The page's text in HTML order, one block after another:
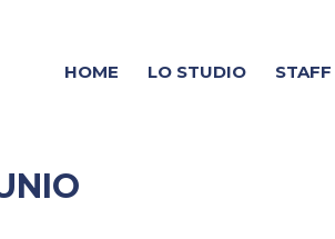
HOME LO STUDIO STAFF